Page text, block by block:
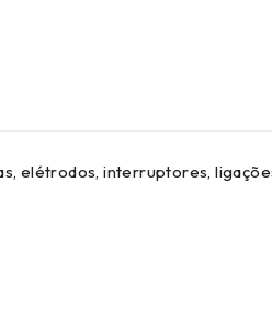
elétrodos, interruptores,